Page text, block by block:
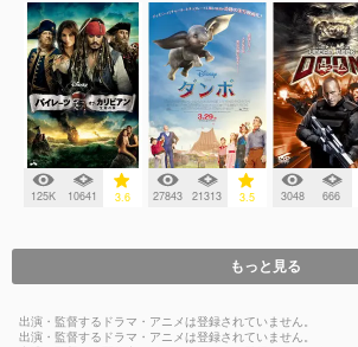
125K 10641 3.6 27843 21313 3.5 3048 666
もっと見る
出演・監督するドラマ・アニメは登録されていません。
出演・監督するドラマ・アニメは登録されていません。